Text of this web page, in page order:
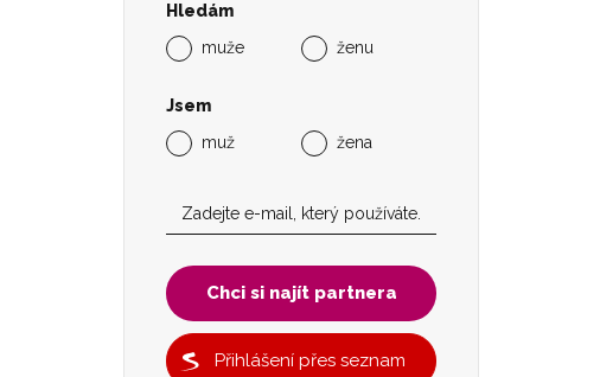
Hledám
muže
ženu
Jsem
muž
žena
Chci si najít partnera
Přihlášení přes seznam